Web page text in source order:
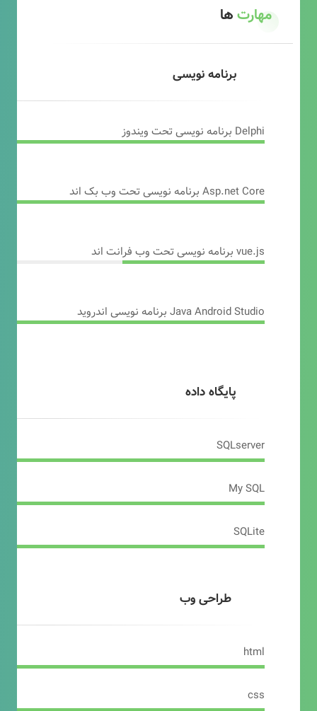
مهارتها
برنامه نویسی
Delphi برنامه نویسی تحت ویندوز
Asp.net Core برنامه نویسی تحت وب بک اند
vue.js برنامه نویسی تحت وب فرانت اند
Java Android Studio برنامه نویسی اندروید
پایگاه داده
SQLserver
My SQL
SQLite
طراحی وب
html
css